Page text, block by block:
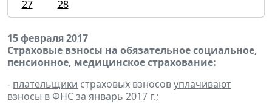
27
28
15 февраля 2017
Страховые взносы на обязательное социальное,
пенсионное, медицинское страхование:
- плательщики страховых взносовуплачивают
взносы в ФНС за январь 2017 г.;